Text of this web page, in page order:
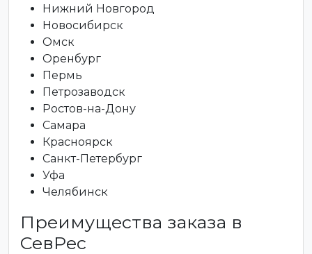
Нижний Новгород
Новосибирск
Омск
Оренбург
Пермь
Петрозаводск
Ростов-на-Дону
Самара
Красноярск
Санкт-Петербург
Уфа
Челябинск
Преимущества заказа в
СевРес